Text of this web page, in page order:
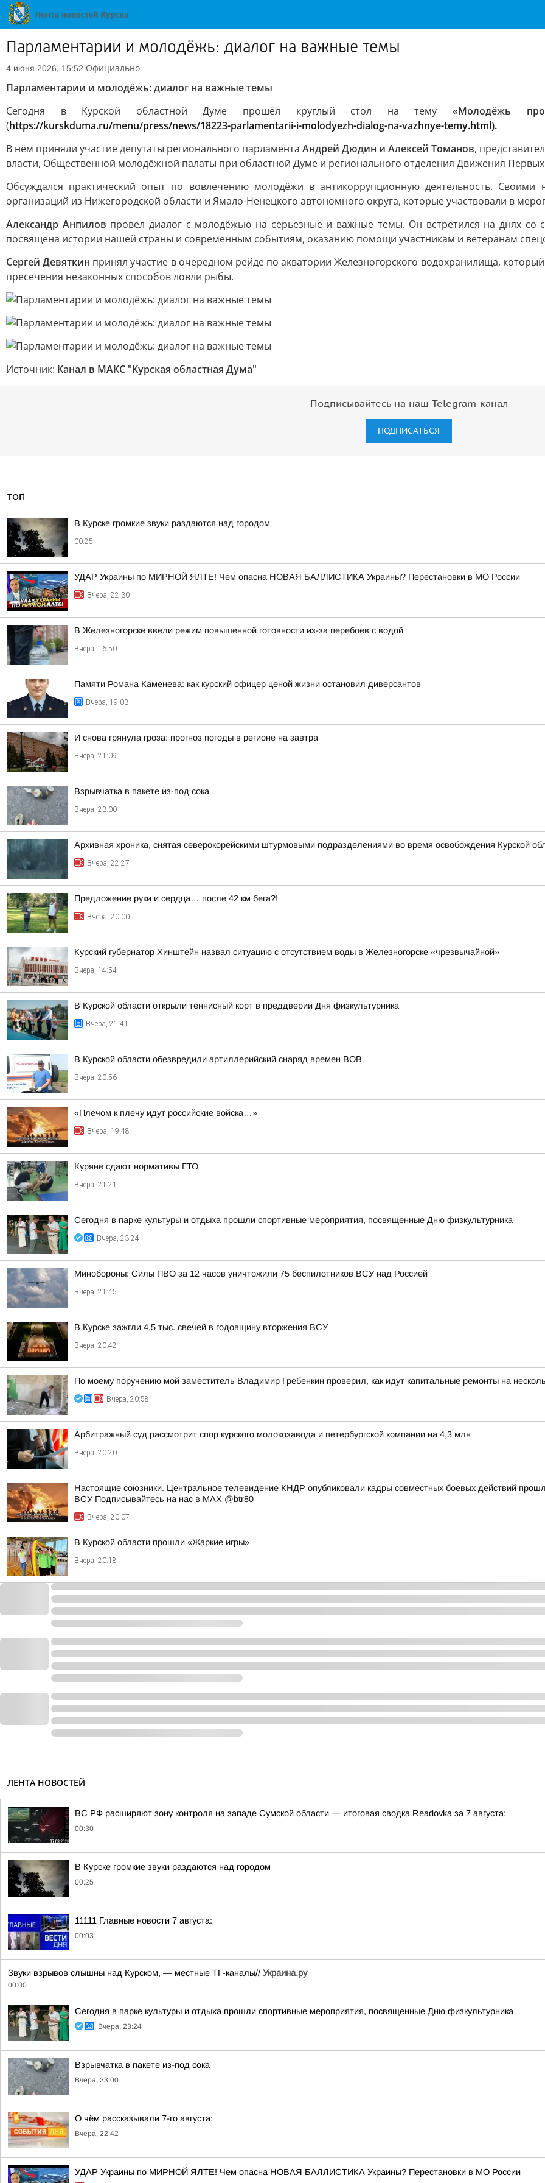
Парламентарии и молодёжь: диалог на важные темы
4 июня 2026, 15:52 Официально
Парламентарии и молодёжь: диалог на важные темы
Сегодня в Курской областной Думе прошёл круглый стол на тему «Молодёжь
(https://kurskduma.ru/menu/press/news/18223-parlamentarii-i-molodyezh-dialog-na-vazhnye-temy.html).
В нём приняли участие депутаты регионального парламента Андрей Дюдин и Алексей Томанов,
власти, Общественной молодёжной палаты при областной Думе и регионального отделения Движения
Обсуждался практический опыт по вовлечению молодёжи в антикоррупционную деятельность. Своими
организаций из Нижегородской области и Ямало-Ненецкого автономного округа, которые участвовали в
Александр Анпилов провел диалог с молодёжью на серьезные и важные темы. Он встретился на днях со
посвящена истории нашей страны и современным событиям, оказанию помощи участникам и ветеранам
Сергей Девяткин принял участие в очередном рейде по акватории Железногорского водохранилища,
пресечения незаконных способов ловли рыбы.
Источник: Канал в МАКС "Курская областная Дума"
Подписывайтесь на наш Telegram-канал
ПОДПИСАТЬСЯ
ТОП
В Курске громкие звуки раздаются над городом
00:25
УДАР Украины по МИРНОЙ ЯЛТЕ! Чем опасна НОВАЯ БАЛЛИСТИКА Украины? Перестановки в МО России
Вчера, 22:30
В Железногорске ввели режим повышенной готовности из-за перебоев с водой
Вчера, 16:50
Памяти Романа Каменева: как курский офицер ценой жизни остановил диверсантов
Вчера, 19:03
И снова грянула гроза: прогноз погоды в регионе на завтра
Вчера, 21:09
Взрывчатка в пакете из-под сока
Вчера, 23:00
Архивная хроника, снятая северокорейскими штурмовыми подразделениями во время освобождения Курской
Вчера, 22:27
Предложение руки и сердца… после 42 км бега?!
Вчера, 20:00
Курский губернатор Хинштейн назвал ситуацию с отсутствием воды в Железногорске «чрезвычайной»
Вчера, 14:54
В Курской области открыли теннисный корт в преддверии Дня физкультурника
Вчера, 21:41
В Курской области обезвредили артиллерийский снаряд времен ВОВ
Вчера, 20:56
«Плечом к плечу идут российские войска…»
Вчера, 19:48
Куряне сдают нормативы ГТО
Вчера, 21:21
Сегодня в парке культуры и отдыха прошли спортивные мероприятия, посвященные Дню физкультурника
Вчера, 23:24
Минобороны: Силы ПВО за 12 часов уничтожили 75 беспилотников ВСУ над Россией
Вчера, 21:45
В Курске зажгли 4,5 тыс. свечей в годовщину вторжения ВСУ
Вчера, 20:42
По моему поручению мой заместитель Владимир Гребенкин проверил, как идут капитальные ремонты на
Вчера, 20:58
Арбитражный суд рассмотрит спор курского молокозавода и петербургской компании на 4,3 млн
Вчера, 20:20
Настоящие союзники. Центральное телевидение КНДР опубликовали кадры совместных боевых действий
ВСУ Подписывайтесь на нас в MAX @btr80
Вчера, 20:07
В Курской области прошли «Жаркие игры»
Вчера, 20:18
ЛЕНТА НОВОСТЕЙ
ВС РФ расширяют зону контроля на западе Сумской области — итоговая сводка Readovka за 7 августа:
00:30
В Курске громкие звуки раздаются над городом
00:25
11111 Главные новости 7 августа:
00:03
Звуки взрывов слышны над Курском, — местные ТГ-каналы// Украина.ру
00:00
Сегодня в парке культуры и отдыха прошли спортивные мероприятия, посвященные Дню физкультурника
Вчера, 23:24
Взрывчатка в пакете из-под сока
Вчера, 23:00
О чём рассказывали 7-го августа:
Вчера, 22:42
УДАР Украины по МИРНОЙ ЯЛТЕ! Чем опасна НОВАЯ БАЛЛИСТИКА Украины? Перестановки в МО России